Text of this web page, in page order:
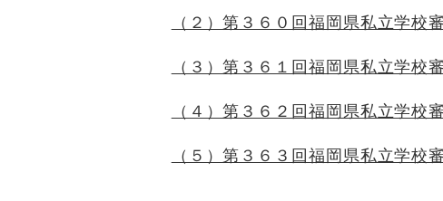
（２）第３６０回福岡県私立学
（３）第３６１回福岡県私立学
（４）第３６２回福岡県私立
（５）第３６３回福岡県私立